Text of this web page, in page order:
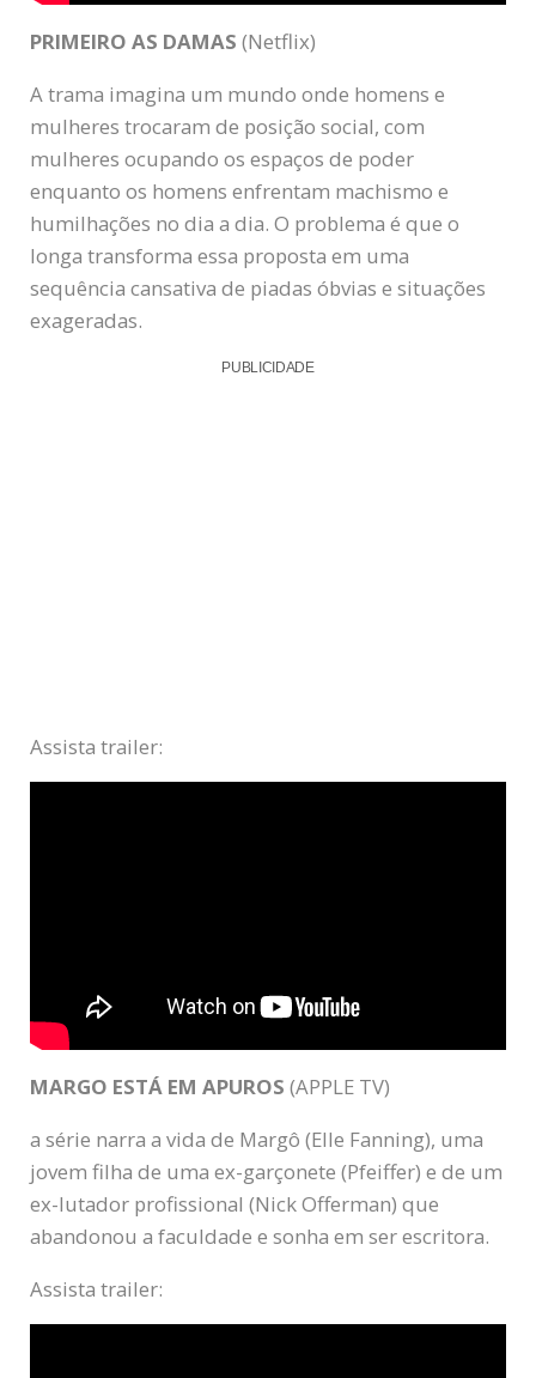
PRIMEIRO AS DAMAS (Netflix)
A trama imagina um mundo onde homens e
mulheres trocaram de posição social, com
mulheres ocupando os espaços de poder
enquanto os homens enfrentam machismo e
humilhações no dia a dia. O problema é que o
longa transforma essa proposta em uma
sequência cansativa de piadas óbvias e situações
exageradas.
PUBLICIDADE
Assista trailer:
MARGO ESTÁ EM APUROS (APPLE TV)
a série narra a vida de Margô (Elle Fanning), uma
jovem filha de uma ex-garçonete (Pfeiffer) e de um
ex-lutador profissional (Nick Offerman) que
abandonou a faculdade e sonha em ser escritora.
Assista trailer: